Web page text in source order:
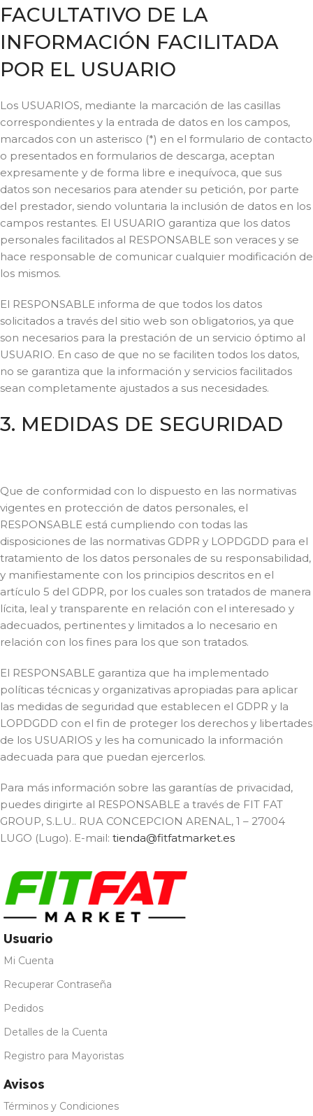
FACULTATIVO DE LA
INFORMACIÓN FACILITADA
POR EL USUARIO
Los USUARIOS, mediante la marcación de las casillas
correspondientes y la entrada de datos en los campos,
marcados con un asterisco (*) en el formulario de contacto
o presentados en formularios de descarga, aceptan
expresamente y de forma libre e inequívoca, que sus
datos son necesarios para atender su petición, por parte
del prestador, siendo voluntaria la inclusión de datos en los
campos restantes. El USUARIO garantiza que los datos
personales facilitados al RESPONSABLE son veraces y se
hace responsable de comunicar cualquier modificación de
los mismos.
El RESPONSABLE informa de que todos los datos
solicitados a través del sitio web son obligatorios, ya que
son necesarios para la prestación de un servicio óptimo al
USUARIO. En caso de que no se faciliten todos los datos,
no se garantiza que la información y servicios facilitados
sean completamente ajustados a sus necesidades.
3. MEDIDAS DE SEGURIDAD
Que de conformidad con lo dispuesto en las normativas
vigentes en protección de datos personales, el
RESPONSABLE está cumpliendo con todas las
disposiciones de las normativas GDPR y LOPDGDD para el
tratamiento de los datos personales de su responsabilidad,
y manifiestamente con los principios descritos en el
artículo 5 del GDPR, por los cuales son tratados de manera
lícita, leal y transparente en relación con el interesado y
adecuados, pertinentes y limitados a lo necesario en
relación con los fines para los que son tratados.
El RESPONSABLE garantiza que ha implementado
políticas técnicas y organizativas apropiadas para aplicar
las medidas de seguridad que establecen el GDPR y la
LOPDGDD con el fin de proteger los derechos y libertades
de los USUARIOS y les ha comunicado la información
adecuada para que puedan ejercerlos.
Para más información sobre las garantías de privacidad,
puedes dirigirte al RESPONSABLE a través de FIT FAT
GROUP, S.L.U.. RUA CONCEPCION ARENAL, 1 – 27004
LUGO (Lugo). E-mail: tienda@fitfatmarket.es
Usuario
Mi Cuenta
Recuperar Contraseña
Pedidos
Detalles de la Cuenta
Registro para Mayoristas
Avisos
Términos y Condiciones